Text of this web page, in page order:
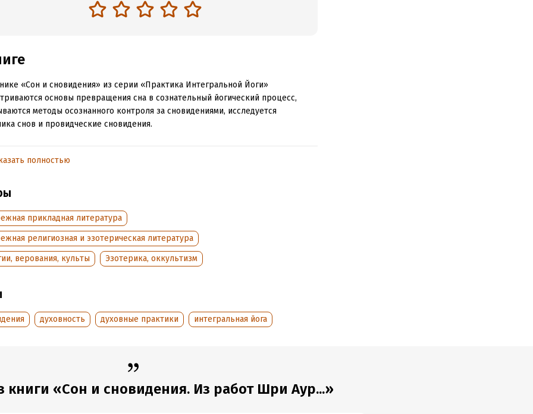
«Сон и сновидения» из серии «Практика Интегральной Йоги»
основы превращения сна в сознательный йогический процесс,
методы осознанного контроля за сновидениями, исследуется
снов и провидческие сновидения.
практические вопросы интегральной йоги, а также повседневной
сделать еще один шаг на пути саморазвития.
информация
полностью
прикладная литература
религиозная и эзотерическая литература
верования, культы
Эзотерика, оккультизм
духовность духовные практики интегральная йога
книги «Сон и сновидения. Из работ Шри Аур...»